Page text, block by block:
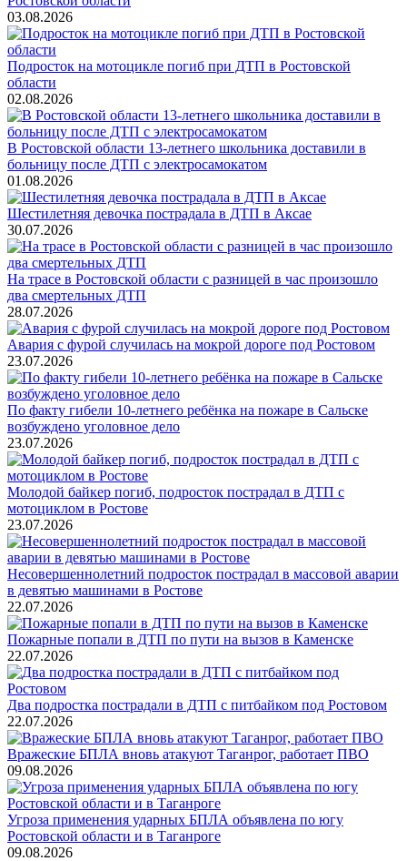
03.08.2026
Подросток на мотоцикле погиб при ДТП в Ростовской
области
02.08.2026
В Ростовской области 13-летнего школьника доставили в
больницу после ДТП с электросамокатом
01.08.2026
Шестилетняя девочка пострадала в ДТП в Аксае
30.07.2026
На трасе в Ростовской области с разницей в час произошло
два смертельных ДТП
28.07.2026
Авария с фурой случилась на мокрой дороге под Ростовом
23.07.2026
По факту гибели 10-летнего ребёнка на пожаре в Сальске
возбуждено уголовное дело
23.07.2026
Молодой байкер погиб, подросток пострадал в ДТП с
мотоциклом в Ростове
23.07.2026
Несовершеннолетний подросток пострадал в массовой аварии
в девятью машинами в Ростове
22.07.2026
Пожарные попали в ДТП по пути на вызов в Каменске
22.07.2026
Два подростка пострадали в ДТП с питбайком под Ростовом
22.07.2026
Вражеские БПЛА вновь атакуют Таганрог, работает ПВО
09.08.2026
Угроза применения ударных БПЛА объявлена по югу
Ростовской области и в Таганроге
09.08.2026